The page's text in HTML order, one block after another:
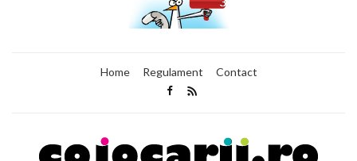
Home Regulament Contact